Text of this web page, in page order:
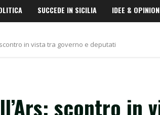
SUCCEDE IN SICILIA IDEE &
in vista tra governo e deputati
scontro in